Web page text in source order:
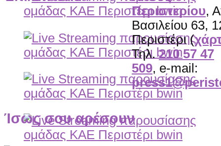
Περιστερίου,
Βασιλείου 63,
Περιστέρι (
Τηλ.210 57 47
509, e-mail:
Ίσως σου αρέσουν